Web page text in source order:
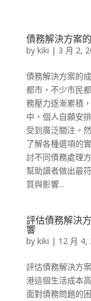
債務解決方案
by kiki | 3 月 2,
債務解決方案的
都市，不少市民
務壓力逐漸累積
中，個人自願安
受到廣泛關注。
了解各種選項的
討不同債務處理
幫助讀者做出最
質與影響...
評估債務解決
響
by kiki | 12 月 4,
評估債務解決方
港這個生活成本
面對債務問題的